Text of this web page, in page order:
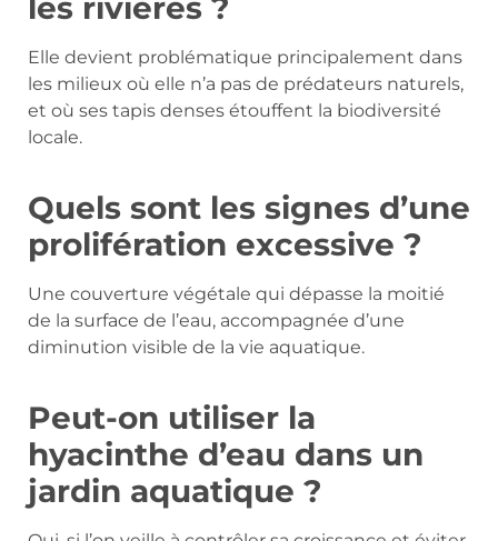
les rivières ?
Elle devient problématique principalement dans
les milieux où elle n’a pas de prédateurs naturels,
et où ses tapis denses étouffent la biodiversité
locale.
Quels sont les signes d’une
prolifération excessive ?
Une couverture végétale qui dépasse la moitié
de la surface de l’eau, accompagnée d’une
diminution visible de la vie aquatique.
Peut-on utiliser la
hyacinthe d’eau dans un
jardin aquatique ?